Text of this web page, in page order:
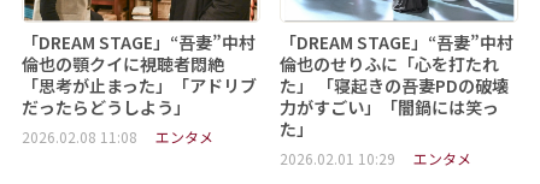
「DREAM STAGE」“吾妻”中村
倫也の顎クイに視聴者悶絶
「思考が止まった」「アドリブ
だったらどうしよう」
2026.02.08 11:08 エンタメ
「DREAM STAGE」“吾妻”中村
倫也のせりふに「心を打たれ
た」 「寝起きの吾妻PDの破壊
力がすごい」「闇鍋には笑っ
た」
2026.02.01 10:29 エンタメ